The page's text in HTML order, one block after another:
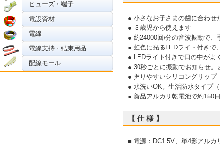
ヒューズ・端子
電設資材
電線
電線支持・結束用品
配線モール
● 小さなお子さまの歯に合わせ
● ３歳児から使えます
● 約24000回/分の音波振動で、
● 虹色に光るLEDライト付きで
● LEDライト付きで口の中がよ
● 30秒ごとに振動でお知らせ
● 握りやすいシリコングリップ
● 水洗いOK。生活防水タイプ
● 新品アルカリ乾電池で約150
【 仕 様 】
■ 電源：DC1.5V、単4形アルカ